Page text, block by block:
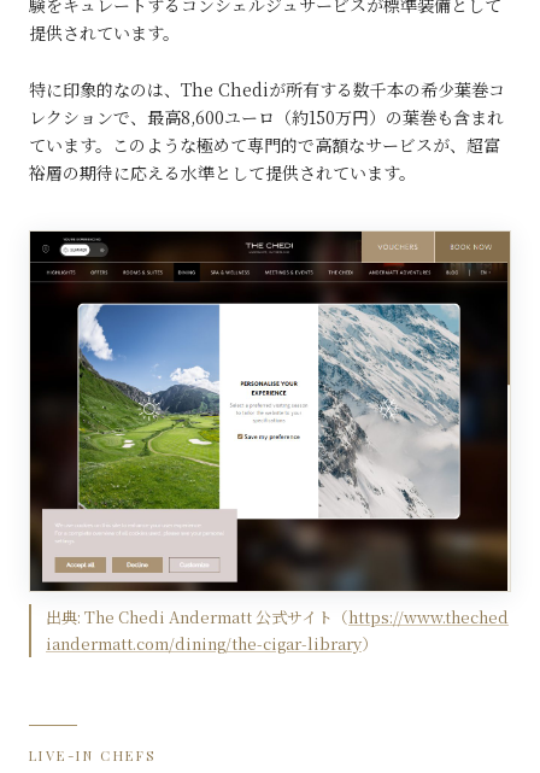
提供されています。
特に印象的なのは、The Chediが所有する数千本の希少葉巻コ
レクションで、最高8,600ユーロ（約150万円）の葉巻も含まれ
ています。このような極めて専門的で高額なサービスが、超富
裕層の期待に応える水準として提供されています。
出典: The Chedi Andermatt 公式サイト （https://www.theched
iandermatt.com/dining/the-cigar-library）
LIVE-IN CHEFS